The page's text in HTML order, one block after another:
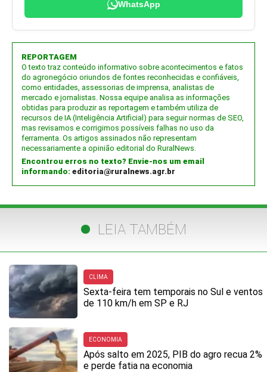
WhatsApp
REPORTAGEM
O texto traz conteúdo informativo sobre acontecimentos e fatos
do agronegócio oriundos de fontes reconhecidas e confiáveis,
como entidades, assessorias de imprensa, analistas de
mercado e jornalistas. Nossa equipe analisa as informações
obtidas para produzir as reportagem e também utiliza de
recursos de IA (Inteligência Artificial) para seguir normas de SEO,
mas revisamos e corrigimos possíveis falhas no uso da
ferramenta. Os artigos assinados não representam
necessariamente a opinião editorial do RuralNews.
Encontrou erros no texto? Envie-nos um email
informando: editoria@ruralnews.agr.br
LEIA TAMBÉM
CLIMA
Sexta-feira tem temporais no Sul e ventos
de 110 km/h em SP e RJ
ECONOMIA
Após salto em 2025, PIB do agro recua 2%
e perde fatia na economia